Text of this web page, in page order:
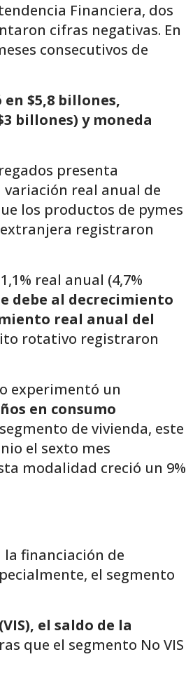
Financiera, dos
cifras negativas. En
consecutivos de
$5,8 billones,
billones) y moneda
presenta
real anual de
los productos de pymes
registraron
real anual (4,7%
debe al decrecimiento
real anual del
rotativo registraron
experimentó un
en consumo
de vivienda, este
el sexto mes
modalidad creció un 9%
la financiación de
el segmento
el saldo de la
que el segmento No VIS